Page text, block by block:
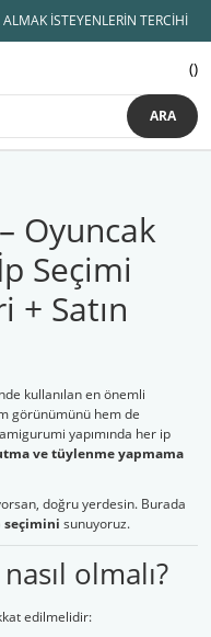
İSTEYENLERİN TERCİHİ
ARA
Oyuncak
Seçimi
+ Satın
kullanılan en önemli
görünümünü hem de
yapımında her ip
ve tüylenme yapmama
doğru yerdesin. Burada
seçimini sunuyoruz.
olmalı?
edilmelidir: